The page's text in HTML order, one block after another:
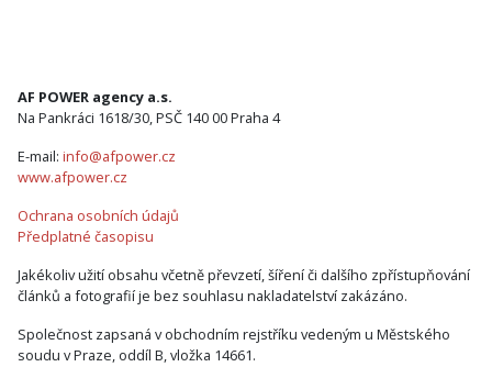
AF POWER agency a.s.
Na Pankráci 1618/30, PSČ 140 00 Praha 4
E-mail: info@afpower.cz
www.afpower.cz
Ochrana osobních údajů
Předplatné časopisu
Jakékoliv užití obsahu včetně převzetí, šíření či dalšího zpřístupňování
článků a fotografií je bez souhlasu nakladatelství zakázáno.
Společnost zapsaná v obchodním rejstříku vedeným u Městského
soudu v Praze, oddíl B, vložka 14661.